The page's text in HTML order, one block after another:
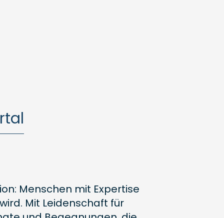
Menschen mit Expertise
Mit Leidenschaft für